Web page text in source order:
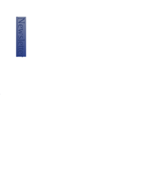
Newsletter